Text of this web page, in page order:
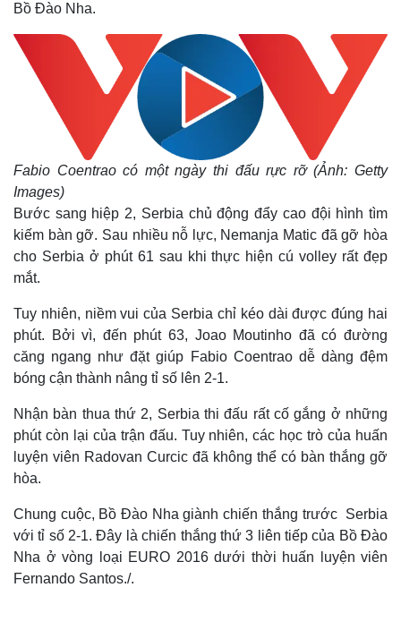
Thế giới
Quan sát
Hồ sơ
Multimedia
E-Magazine
Infographic
Bồ Đào Nha.
Fabio Coentrao có một ngày thi đấu rực rỡ (Ảnh: Getty
Images)
Bước sang hiệp 2, Serbia chủ động đẩy cao đội hình tìm
kiếm bàn gỡ. Sau nhiều nỗ lực, Nemanja Matic đã gỡ hòa
cho Serbia ở phút 61 sau khi thực hiện cú volley rất đẹp
mắt.
Tuy nhiên, niềm vui của Serbia chỉ kéo dài được đúng hai
phút. Bởi vì, đến phút 63, Joao Moutinho đã có đường
căng ngang như đặt giúp Fabio Coentrao dễ dàng đệm
bóng cận thành nâng tỉ số lên 2-1.
Nhận bàn thua thứ 2, Serbia thi đấu rất cố gắng ở những
phút còn lại của trận đấu. Tuy nhiên, các học trò của huấn
luyện viên Radovan Curcic đã không thể có bàn thắng gỡ
hòa.
Chung cuộc, Bồ Đào Nha giành chiến thắng trước Serbia
với tỉ số 2-1. Đây là chiến thắng thứ 3 liên tiếp của Bồ Đào
Nha ở vòng loại EURO 2016 dưới thời huấn luyện viên
Fernando Santos./.